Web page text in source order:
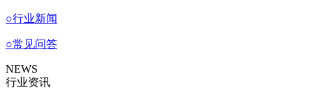
○行业新闻
○常见问答
NEWS
行业资讯